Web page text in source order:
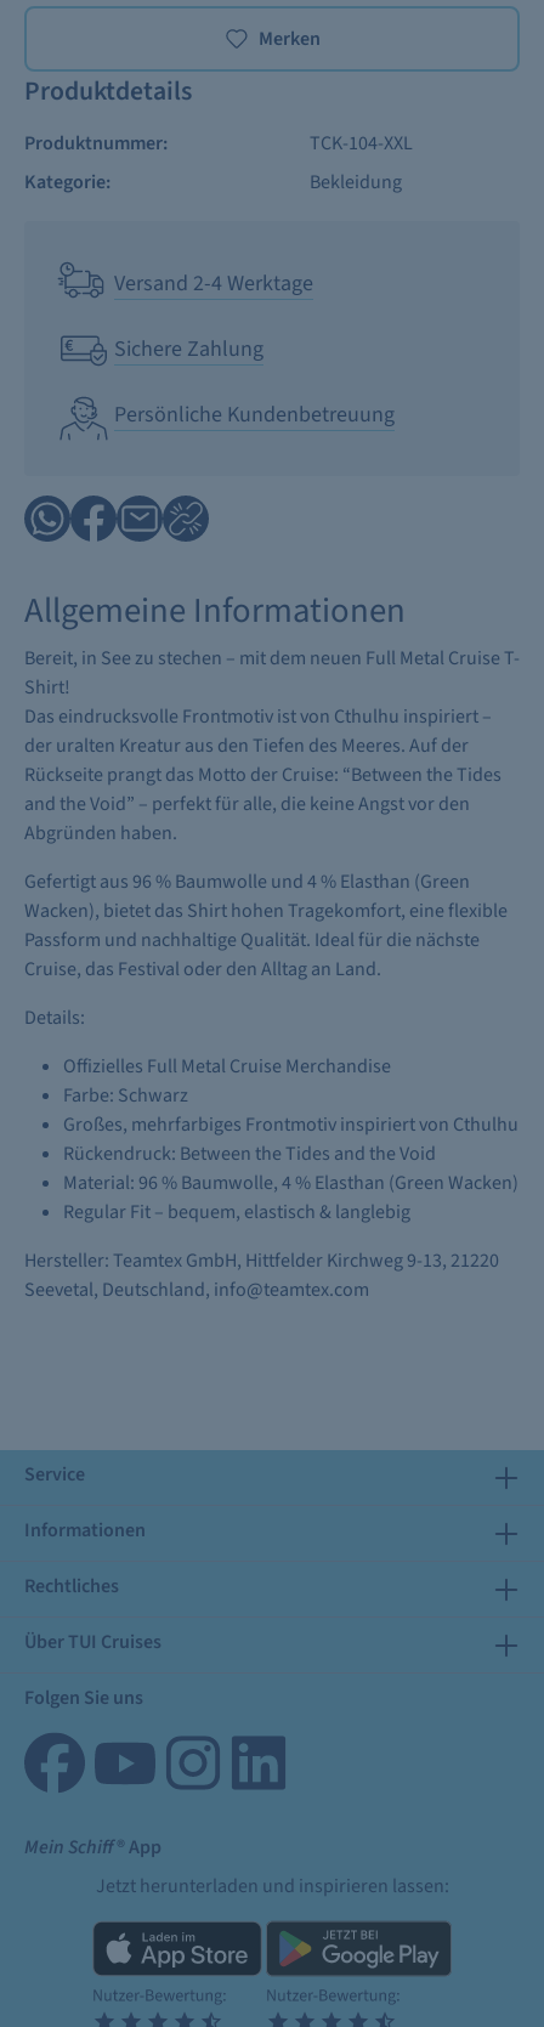
Merken
Produktdetails
Produktnummer:
TCK-104-XXL
Kategorie:
Bekleidung
Versand 2-4 Werktage
Sichere Zahlung
Persönliche Kundenbetreuung
Allgemeine Informationen
Bereit, in See zu stechen – mit dem neuen Full Metal Cruise T-
Shirt!
Das eindrucksvolle Frontmotiv ist von Cthulhu inspiriert –
der uralten Kreatur aus den Tiefen des Meeres. Auf der
Rückseite prangt das Motto der Cruise: “Between the Tides
and the Void” – perfekt für alle, die keine Angst vor den
Abgründen haben.
Gefertigt aus 96 % Baumwolle und 4 % Elasthan (Green
Wacken), bietet das Shirt hohen Tragekomfort, eine flexible
Passform und nachhaltige Qualität. Ideal für die nächste
Cruise, das Festival oder den Alltag an Land.
Details:
Offizielles Full Metal Cruise Merchandise
Farbe: Schwarz
Großes, mehrfarbiges Frontmotiv inspiriert von Cthulhu
Rückendruck: Between the Tides and the Void
Material: 96 % Baumwolle, 4 % Elasthan (Green Wacken)
Regular Fit – bequem, elastisch & langlebig
Hersteller: Teamtex GmbH, Hittfelder Kirchweg 9-13, 21220
Seevetal, Deutschland, info@teamtex.com
Service
Informationen
Rechtliches
Über TUI Cruises
Folgen Sie uns
Mein Schiff® App
Jetzt herunterladen und inspirieren lassen: